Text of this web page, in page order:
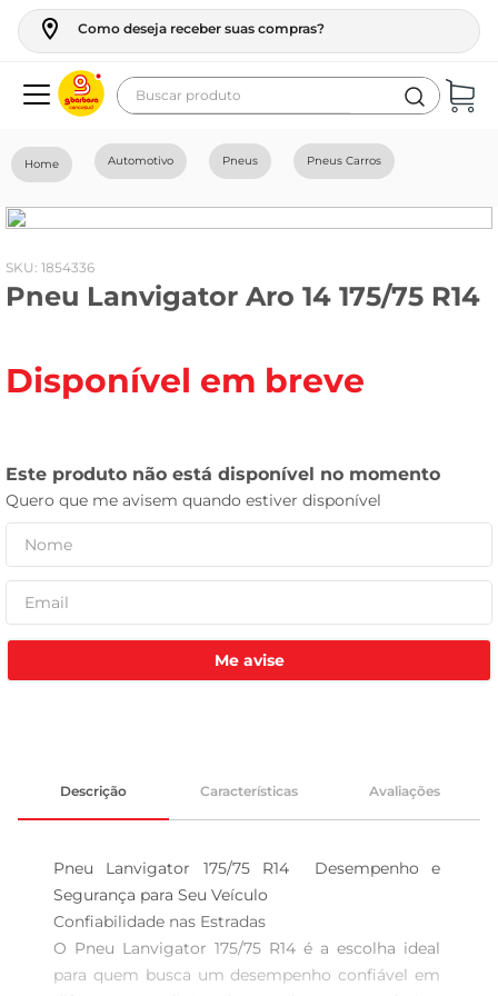
Como deseja receber suas compras?
Buscar produto
Automotivo Pneus Pneus Carros
: 1854336
Pneu Lanvigator Aro 14 175/75 R14
Disponível em breve
Me avise
Descrição Características Avaliações
Pneu Lanvigator 175/75 R14  Desempenho e
Segurança para Seu Veículo
Confiabilidade nas Estradas
O Pneu Lanvigator 175/75 R14 é a escolha ideal
para quem busca um desempenho confiável em
geladeira
fogao
café
frango
tv